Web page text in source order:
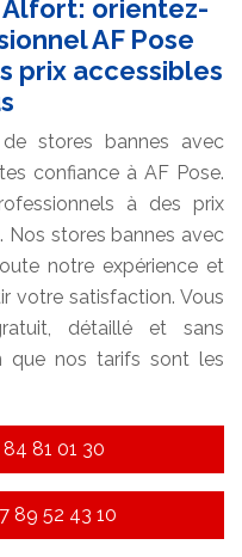
Alfort: orientez-
AF Pose
prix accessibles
stores bannes avec
confiance à AF Pose.
à des prix
Nos stores bannes avec
notre expérience et
votre satisfaction. Vous
détaillé et sans
que nos tarifs sont les
81 01 30
89 52 43 10